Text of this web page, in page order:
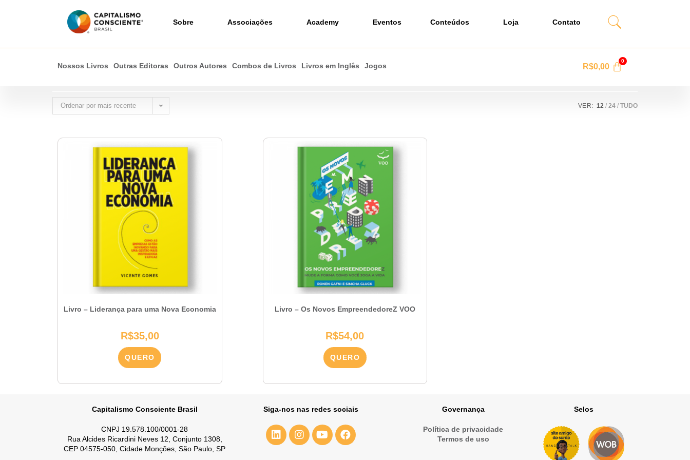
Sobre Associações Academy Eventos Conteúdos Loja Contato
Nossos Livros Outras Editoras Outros Autores Combos de Livros Livros em Inglês Jogos R$0,00
Ordenar por mais recente VER: 12 24 TUDO
Livro – Liderança para uma Nova Economia
R$35,00
QUERO
Livro – Os Novos EmpreendedoreZ VOO
R$54,00
QUERO
Capitalismo Consciente Brasil
CNPJ 19.578.100/0001-28
Rua Alcides Ricardini Neves 12, Conjunto 1308,
CEP 04575-050, Cidade Monções, São Paulo, SP
Siga-nos nas redes sociais Governança
Política de privacidade
Termos de uso
Selos